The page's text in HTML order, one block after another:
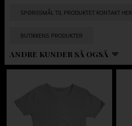
SPØRGSMÅL TIL PRODUKTET KONTAKT HER
BUTIKKENS PRODUKTER
ANDRE KUNDER SÅ OGSÅ